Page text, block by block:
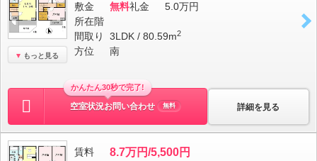
もっと見る
敷金 無料礼金
5.0万円
所在階
間取り
3LDK / 80.59m2
方位 南
詳細を見る
かんたん30秒で完了!
空室状況お問い合わせ 無料
賃料 8.7万円/5,500円